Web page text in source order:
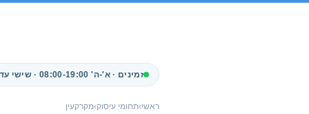
זמינים · א'-ה' 08:00-19:00 · שישי עד 13:00
ראשי›תחומי עיסוק›מקרקעין